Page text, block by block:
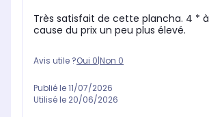
Très satisfait de cette plancha. 4 * à
cause du prix un peu plus élevé.
Avis utile ?Oui 0|Non 0
Publié le11/07/2026
Utilisé le 20/06/2026